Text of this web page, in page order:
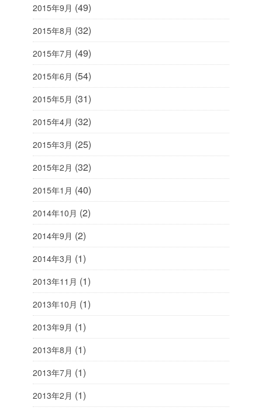
2015年9月 (49)
2015年8月 (32)
2015年7月 (49)
2015年6月 (54)
2015年5月 (31)
2015年4月 (32)
2015年3月 (25)
2015年2月 (32)
2015年1月 (40)
2014年10月 (2)
2014年9月 (2)
2014年3月 (1)
2013年11月 (1)
2013年10月 (1)
2013年9月 (1)
2013年8月 (1)
2013年7月 (1)
2013年2月 (1)